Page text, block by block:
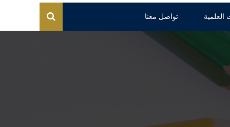
العلمية تواصل معنا